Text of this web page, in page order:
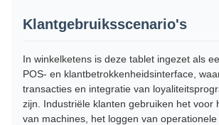
Klantgebruiksscenario's
In winkelketens is deze tablet ingezet als
POS- en klantbetrokkenheidsinterface,
transacties en integratie van
zijn. Industriële klanten gebruiken het voor
van machines, het loggen van